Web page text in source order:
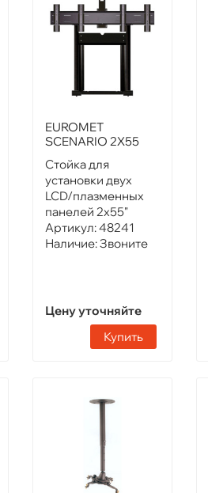
EUROMET
SCENARIO 2X55
Стойка для
установки двух
LCD/плазменных
панелей 2х55"
Артикул:48241
Наличие:Звоните
Цену уточняйте
Купить